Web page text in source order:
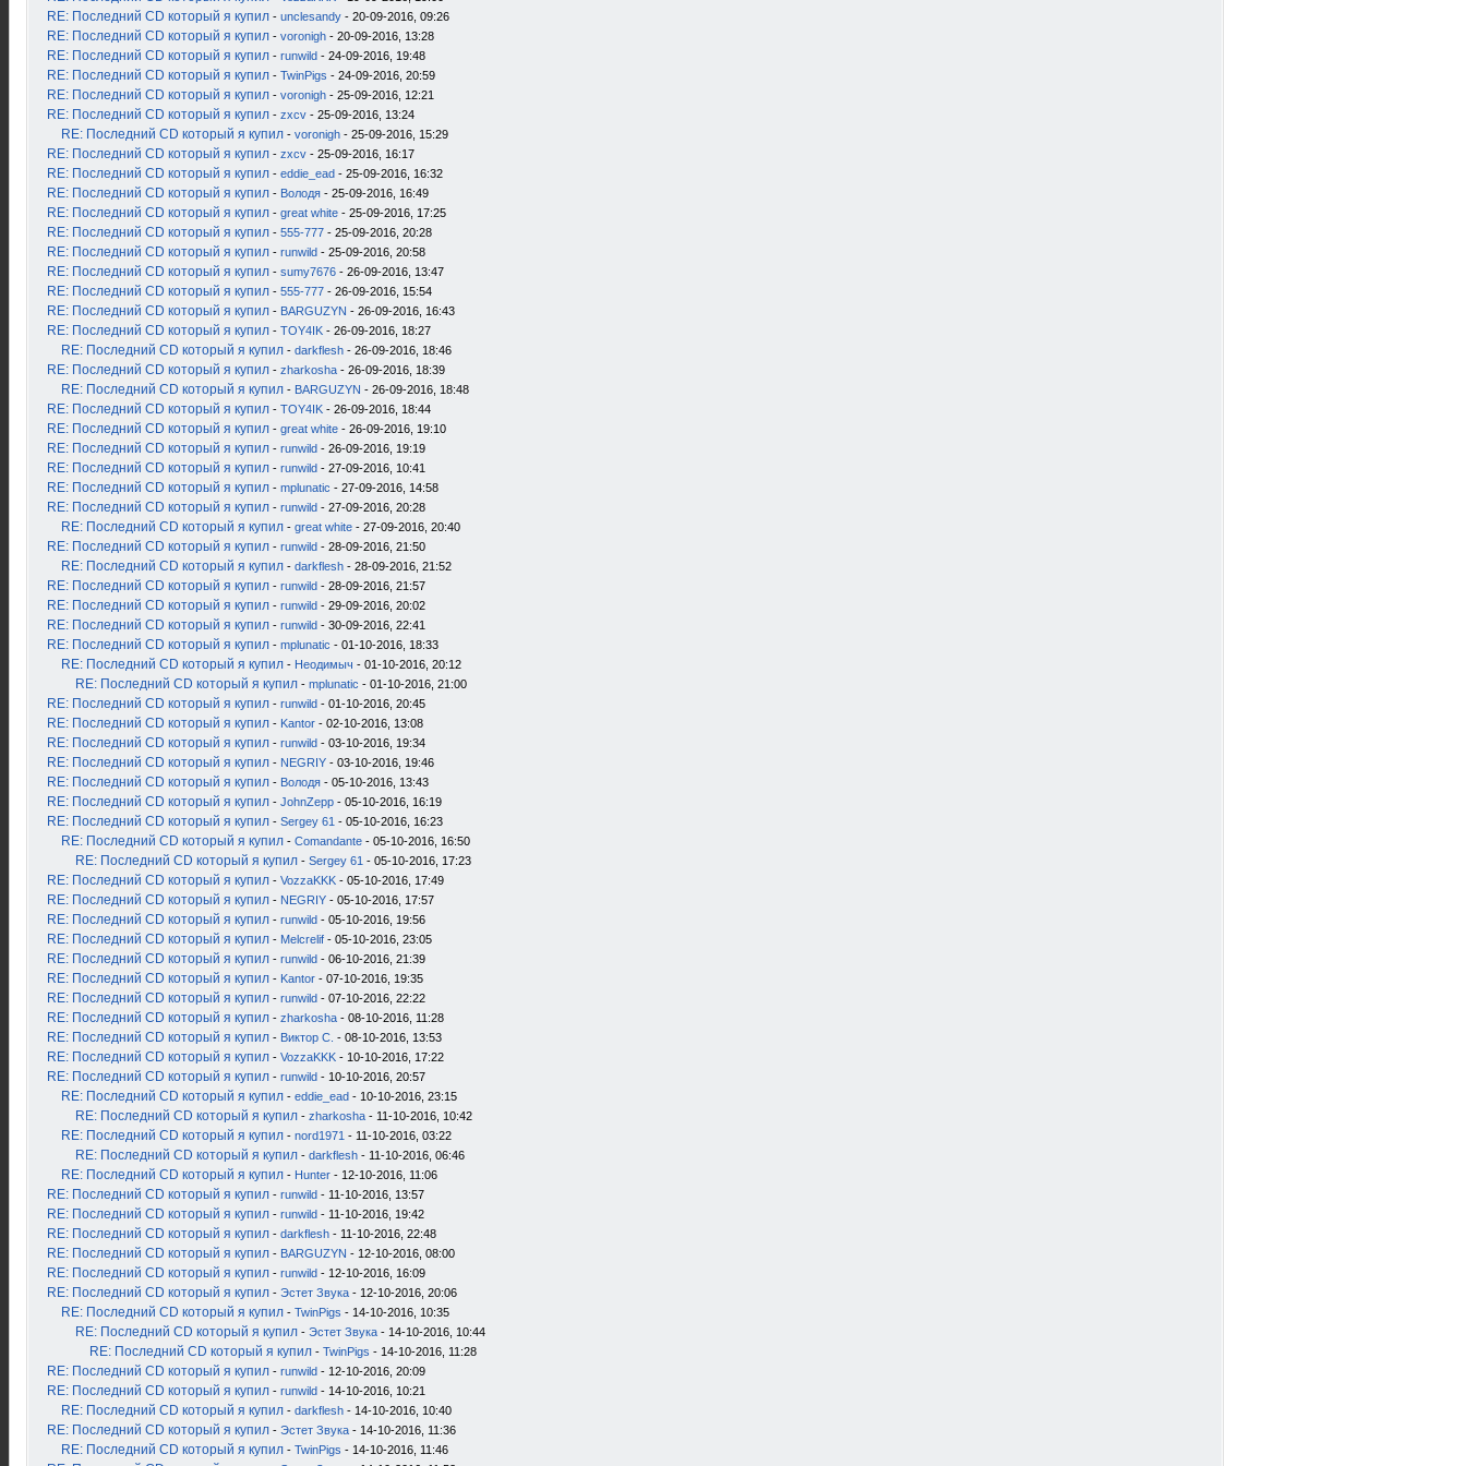
RE: Последний CD который я купил - unclesandy - 20-09-2016, 09:26
RE: Последний CD который я купил - voronigh - 20-09-2016, 13:28
RE: Последний CD который я купил - runwild - 24-09-2016, 19:48
RE: Последний CD который я купил - TwinPigs - 24-09-2016, 20:59
RE: Последний CD который я купил - voronigh - 25-09-2016, 12:21
RE: Последний CD который я купил - zxcv - 25-09-2016, 13:24
RE: Последний CD который я купил - voronigh - 25-09-2016, 15:29
RE: Последний CD который я купил - zxcv - 25-09-2016, 16:17
RE: Последний CD который я купил - eddie_ead - 25-09-2016, 16:32
RE: Последний CD который я купил - Володя - 25-09-2016, 16:49
RE: Последний CD который я купил - great white - 25-09-2016, 17:25
RE: Последний CD который я купил - 555-777 - 25-09-2016, 20:28
RE: Последний CD который я купил - runwild - 25-09-2016, 20:58
RE: Последний CD который я купил - sumy7676 - 26-09-2016, 13:47
RE: Последний CD который я купил - 555-777 - 26-09-2016, 15:54
RE: Последний CD который я купил - BARGUZYN - 26-09-2016, 16:43
RE: Последний CD который я купил - TOY4IK - 26-09-2016, 18:27
RE: Последний CD который я купил - darkflesh - 26-09-2016, 18:46
RE: Последний CD который я купил - zharkosha - 26-09-2016, 18:39
RE: Последний CD который я купил - BARGUZYN - 26-09-2016, 18:48
RE: Последний CD который я купил - TOY4IK - 26-09-2016, 18:44
RE: Последний CD который я купил - great white - 26-09-2016, 19:10
RE: Последний CD который я купил - runwild - 26-09-2016, 19:19
RE: Последний CD который я купил - runwild - 27-09-2016, 10:41
RE: Последний CD который я купил - mplunatic - 27-09-2016, 14:58
RE: Последний CD который я купил - runwild - 27-09-2016, 20:28
RE: Последний CD который я купил - great white - 27-09-2016, 20:40
RE: Последний CD который я купил - runwild - 28-09-2016, 21:50
RE: Последний CD который я купил - darkflesh - 28-09-2016, 21:52
RE: Последний CD который я купил - runwild - 28-09-2016, 21:57
RE: Последний CD который я купил - runwild - 29-09-2016, 20:02
RE: Последний CD который я купил - runwild - 30-09-2016, 22:41
RE: Последний CD который я купил - mplunatic - 01-10-2016, 18:33
RE: Последний CD который я купил - Неодимыч - 01-10-2016, 20:12
RE: Последний CD который я купил - mplunatic - 01-10-2016, 21:00
RE: Последний CD который я купил - runwild - 01-10-2016, 20:45
RE: Последний CD который я купил - Kantor - 02-10-2016, 13:08
RE: Последний CD который я купил - runwild - 03-10-2016, 19:34
RE: Последний CD который я купил - NEGRIY - 03-10-2016, 19:46
RE: Последний CD который я купил - Володя - 05-10-2016, 13:43
RE: Последний CD который я купил - JohnZepp - 05-10-2016, 16:19
RE: Последний CD который я купил - Sergey 61 - 05-10-2016, 16:23
RE: Последний CD который я купил - Comandante - 05-10-2016, 16:50
RE: Последний CD который я купил - Sergey 61 - 05-10-2016, 17:23
RE: Последний CD который я купил - VozzaKKK - 05-10-2016, 17:49
RE: Последний CD который я купил - NEGRIY - 05-10-2016, 17:57
RE: Последний CD который я купил - runwild - 05-10-2016, 19:56
RE: Последний CD который я купил - Melcrelif - 05-10-2016, 23:05
RE: Последний CD который я купил - runwild - 06-10-2016, 21:39
RE: Последний CD который я купил - Kantor - 07-10-2016, 19:35
RE: Последний CD который я купил - runwild - 07-10-2016, 22:22
RE: Последний CD который я купил - zharkosha - 08-10-2016, 11:28
RE: Последний CD который я купил - Виктор С. - 08-10-2016, 13:53
RE: Последний CD который я купил - VozzaKKK - 10-10-2016, 17:22
RE: Последний CD который я купил - runwild - 10-10-2016, 20:57
RE: Последний CD который я купил - eddie_ead - 10-10-2016, 23:15
RE: Последний CD который я купил - zharkosha - 11-10-2016, 10:42
RE: Последний CD который я купил - nord1971 - 11-10-2016, 03:22
RE: Последний CD который я купил - darkflesh - 11-10-2016, 06:46
RE: Последний CD который я купил - Hunter - 12-10-2016, 11:06
RE: Последний CD который я купил - runwild - 11-10-2016, 13:57
RE: Последний CD который я купил - runwild - 11-10-2016, 19:42
RE: Последний CD который я купил - darkflesh - 11-10-2016, 22:48
RE: Последний CD который я купил - BARGUZYN - 12-10-2016, 08:00
RE: Последний CD который я купил - runwild - 12-10-2016, 16:09
RE: Последний CD который я купил - Эстет Звука - 12-10-2016, 20:06
RE: Последний CD который я купил - TwinPigs - 14-10-2016, 10:35
RE: Последний CD который я купил - Эстет Звука - 14-10-2016, 10:44
RE: Последний CD который я купил - TwinPigs - 14-10-2016, 11:28
RE: Последний CD который я купил - runwild - 12-10-2016, 20:09
RE: Последний CD который я купил - runwild - 14-10-2016, 10:21
RE: Последний CD который я купил - darkflesh - 14-10-2016, 10:40
RE: Последний CD который я купил - Эстет Звука - 14-10-2016, 11:36
RE: Последний CD который я купил - TwinPigs - 14-10-2016, 11:46